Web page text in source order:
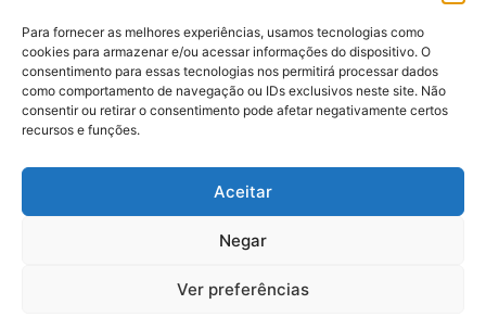
Para fornecer as melhores experiências, usamos tecnologias como
cookies para armazenar e/ou acessar informações do dispositivo. O
consentimento para essas tecnologias nos permitirá processar dados
como comportamento de navegação ou IDs exclusivos neste site. Não
consentir ou retirar o consentimento pode afetar negativamente certos
recursos e funções.
Aceitar
Negar
Ver preferências
Contato
adperj@adperj.com.br
(21) 2220-6022
Janeiro - RJ - CEP: 20011-020